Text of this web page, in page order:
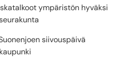
ympäristön hyväksi
siivouspäivä